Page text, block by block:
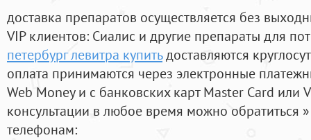
доставка препаратов осуществляется без
VIP клиентов: Сиалис и другие препараты для
петербург левитра купитьдоставляются
оплата принимаются через электронные
Web Money и с банковских карт Master Card или
консультации в любое время можно обратиться
телефонам: